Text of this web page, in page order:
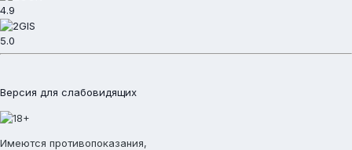
4.9
5.0
Версия для слабовидящих
Имеются противопоказания,